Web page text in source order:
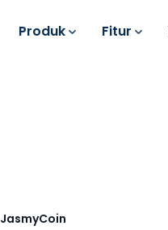
Produk Fitur
JasmyCoin